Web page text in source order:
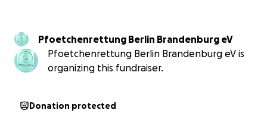
Pfoetchenrettung Berlin Brandenburg eV
Pfoetchenrettung Berlin Brandenburg eV is
organizing this fundraiser.
Donation protected